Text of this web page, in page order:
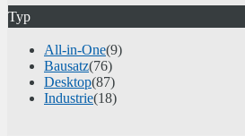
Typ
All-in-One(9)
Bausatz(76)
Desktop(87)
Industrie(18)